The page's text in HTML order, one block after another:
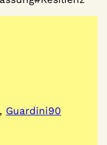
, Guardini90